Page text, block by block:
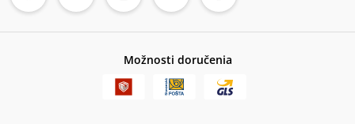
Možnosti doručenia